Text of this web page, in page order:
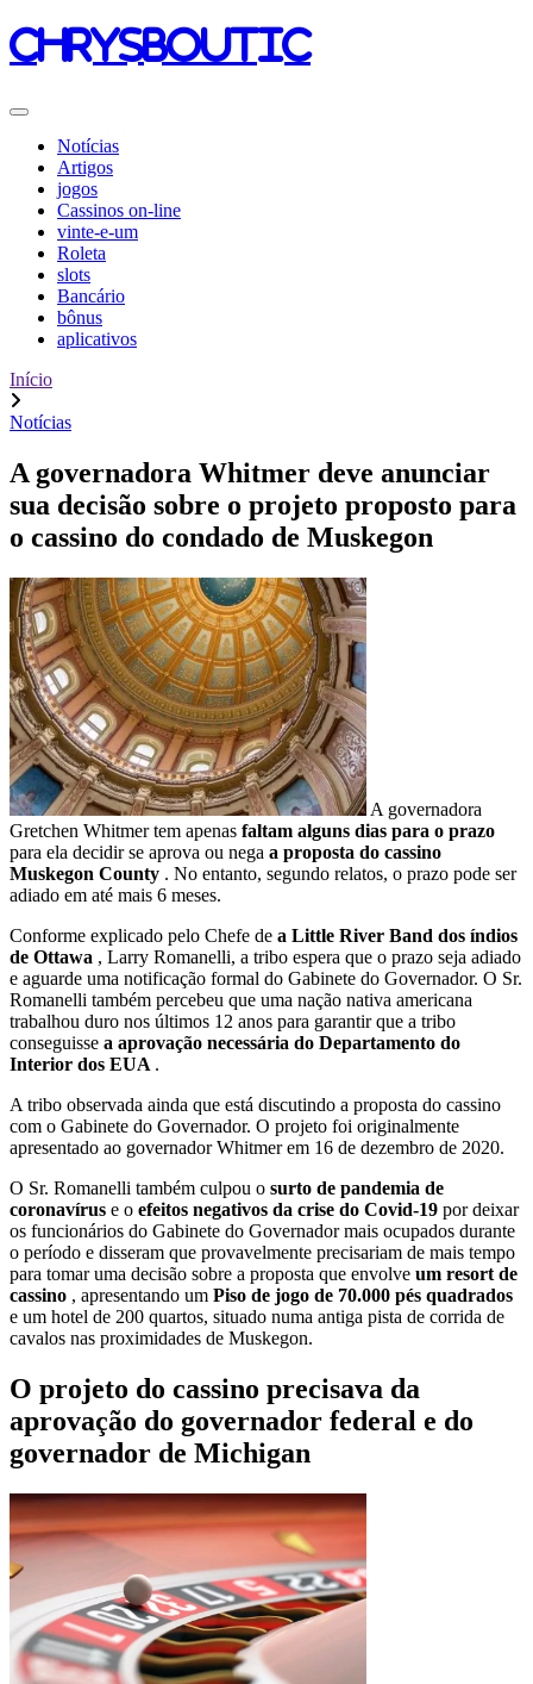
chrysboutic
Notícias
Artigos
jogos
Cassinos on-line
vinte-e-um
Roleta
slots
Bancário
bônus
aplicativos
Início
Notícias
A governadora Whitmer deve anunciar
sua decisão sobre o projeto proposto para
o cassino do condado de Muskegon
A governadora
Gretchen Whitmer tem apenas faltam alguns dias para o prazo
para ela decidir se aprova ou nega a proposta do cassino
Muskegon County . No entanto, segundo relatos, o prazo pode ser
adiado em até mais 6 meses.
Conforme explicado pelo Chefe de a Little River Band dos índios
de Ottawa , Larry Romanelli, a tribo espera que o prazo seja adiado
e aguarde uma notificação formal do Gabinete do Governador. O Sr.
Romanelli também percebeu que uma nação nativa americana
trabalhou duro nos últimos 12 anos para garantir que a tribo
conseguisse a aprovação necessária do Departamento do
Interior dos EUA .
A tribo observada ainda que está discutindo a proposta do cassino
com o Gabinete do Governador. O projeto foi originalmente
apresentado ao governador Whitmer em 16 de dezembro de 2020.
O Sr. Romanelli também culpou o surto de pandemia de
coronavírus e o efeitos negativos da crise do Covid-19 por deixar
os funcionários do Gabinete do Governador mais ocupados durante
o período e disseram que provavelmente precisariam de mais tempo
para tomar uma decisão sobre a proposta que envolve um resort de
cassino , apresentando um Piso de jogo de 70.000 pés quadrados
e um hotel de 200 quartos, situado numa antiga pista de corrida de
cavalos nas proximidades de Muskegon.
O projeto do cassino precisava da
aprovação do governador federal e do
governador de Michigan